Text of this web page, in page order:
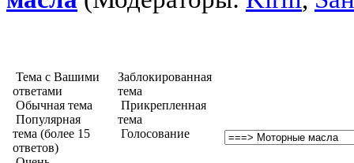
Тема с Вашими
ответами
Обычная тема
Популярная
тема (более 15
ответов)
Заблокированная
тема
Прикрепленная
тема
Голосование